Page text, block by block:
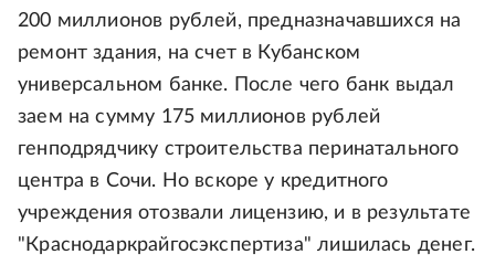
200 миллионов рублей, предназначавшихся на
ремонт здания, на счет в Кубанском
универсальном банке. После чего банк выдал
заем на сумму 175 миллионов рублей
генподрядчику строительства перинатального
центра в Сочи. Но вскоре у кредитного
учреждения отозвали лицензию, и в результате
"Краснодаркрайгосэкспертиза" лишилась денег.